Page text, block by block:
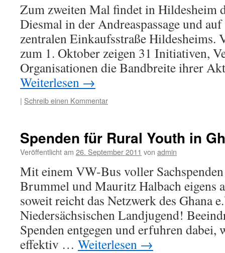
Zum zweiten Mal findet in Hildesheim
Diesmal in der Andreaspassage und
zentralen Einkaufsstraße Hildesheims.
zum 1. Oktober zeigen 31 Initiativen,
Organisationen die Bandbreite ihrer
Weiterlesen →
| Schreib einen Kommentar
Spenden für Rural Youth in
Veröffentlicht am 26. September 2011 von admin
Mit einem VW-Bus voller
Brummel und Mauritz Halbach eigens
soweit reicht das Netzwerk des Ghana
Niedersächsischen Landjugend!
Spenden entgegen und erfuhren dabei,
effektiv … Weiterlesen →